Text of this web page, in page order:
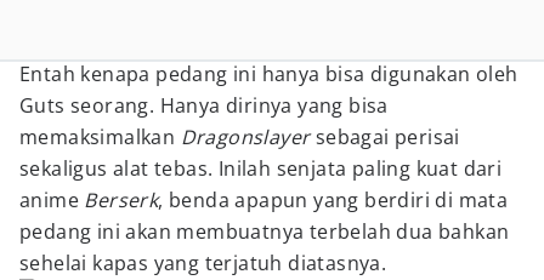
Entah kenapa pedang ini hanya bisa digunakan oleh
Guts seorang. Hanya dirinya yang bisa
memaksimalkan Dragonslayersebagai perisai
sekaligus alat tebas. Inilah senjata paling kuat dari
anime Berserk, benda apapun yang berdiri di mata
pedang ini akan membuatnya terbelah dua bahkan
sehelai kapas yang terjatuh diatasnya.